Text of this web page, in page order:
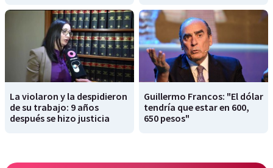
La violaron y la despidieron
de su trabajo: 9 años
después se hizo justicia
Guillermo Francos: "El dólar
tendría que estar en 600,
650 pesos"